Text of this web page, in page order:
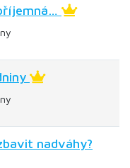
nadváhy?